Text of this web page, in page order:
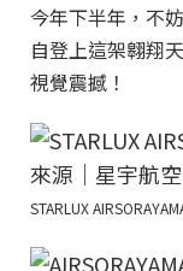
今年下半年，不
自登上這架翱翔
視覺震撼！
STARLUX